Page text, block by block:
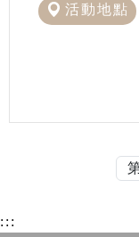
活動地點
:::